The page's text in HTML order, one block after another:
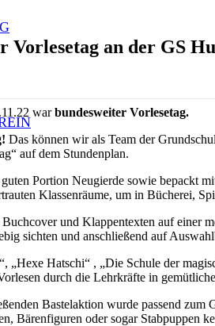
Vorlesetag an der GS
warbundesweiter Vorlesetag.
Das können wir als Team der
auf dem Stundenplan.
Portion Neugierde sowie bepackt
Klassenräume, um in Bücherei,
und Klappentexten auf einer
sichten und anschließend auf
„Hexe Hatschi“ , „Die Schule der
durch die Lehrkräfte in
Bastelaktion wurde passend
Bärenfiguren oder sogar Stabpuppen